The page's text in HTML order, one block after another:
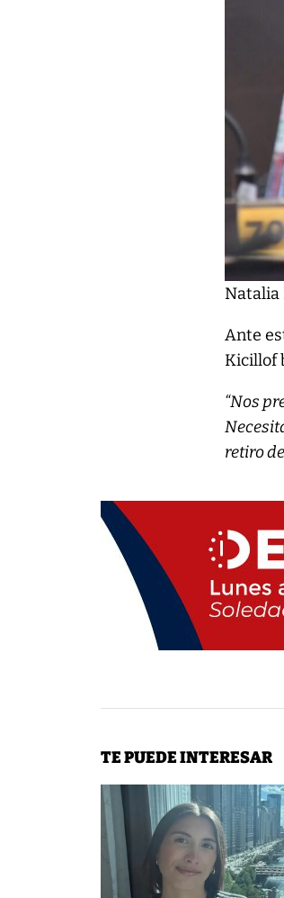
Natalia
Ante
Kicillof
“Nos
retiro
TE PUEDE INTERESAR